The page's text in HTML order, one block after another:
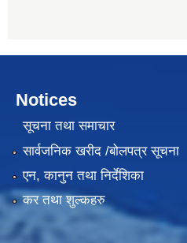
Notices
सूचना तथा समाचार
सार्वजनिक खरीद /बोलपत्र सूचना
एन, कानुन तथा निर्देशिका
कर तथा शुल्कहरु